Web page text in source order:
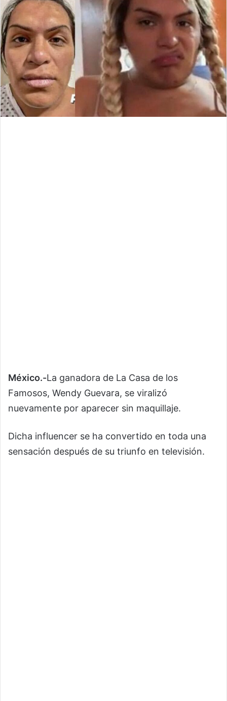
México.-La ganadora de La Casa de los
Famosos, Wendy Guevara, se viralizó
nuevamente por aparecer sin maquillaje.
Dicha influencer se ha convertido en toda una
sensación después de su triunfo en televisión.